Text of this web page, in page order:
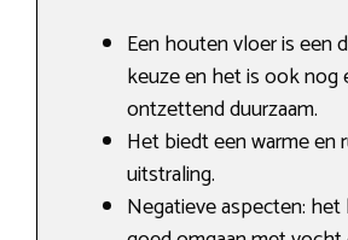
Een houten vloer is een
keuze en het is ook nog
ontzettend duurzaam.
Het biedt een warme en
uitstraling.
Negatieve aspecten: